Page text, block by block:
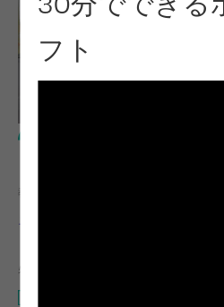
フト
教師
ニコール・スミス
必要な機材